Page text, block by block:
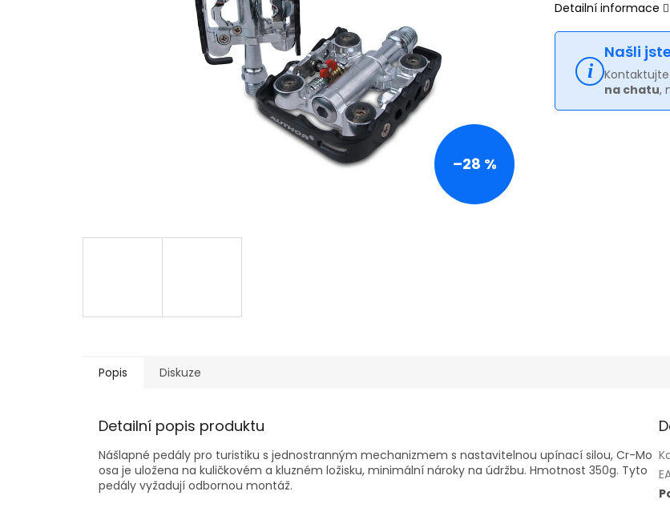
–28 %
Detailní informace
Našli
na chatu,
Popis Diskuze
Detailní popis produktu
Nášlapné pedály pro turistiku s jednostranným mechanizmem s nastavitelnou upínací silou, Cr-Mo
osa je uložena na kuličkovém a kluzném ložisku, minimální nároky na údržbu. Hmotnost 350g. Tyto
pedály vyžadují odbornou montáž.